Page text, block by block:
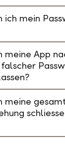
ich mein
meine App
meine